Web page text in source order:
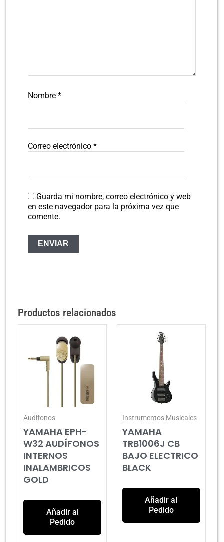
Nombre*
Correo electrónico*
Guarda mi nombre, correo electrónico y web
en este navegador para la próxima vez que
comente.
Productos relacionados
Audifonos
YAMAHA EPH-
W32 AUDÍFONOS
INTERNOS
INALAMBRICOS
GOLD
Añadir al
Pedido
Instrumentos Musicales
YAMAHA
TRB1006J CB
BAJO ELECTRICO
BLACK
Añadir al
Pedido